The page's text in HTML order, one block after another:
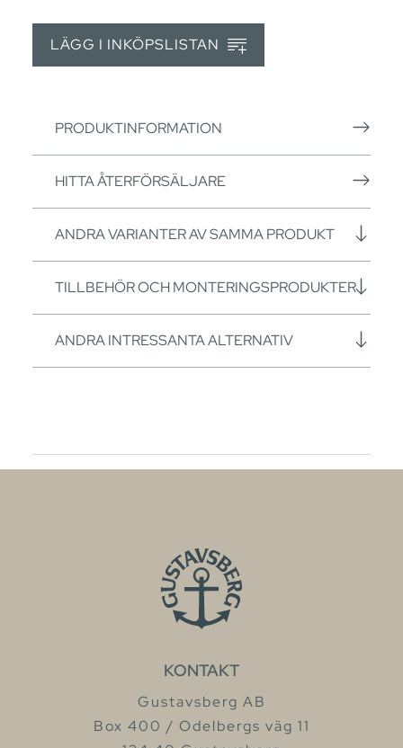
LÄGG I INKÖPSLISTAN
PRODUKTINFORMATION
HITTA ÅTERFÖRSÄLJARE
ANDRA VARIANTER AV SAMMA PRODUKT
TILLBEHÖR OCH MONTERINGSPRODUKTER
ANDRA INTRESSANTA ALTERNATIV
KONTAKT
Gustavsberg AB
Box 400 / Odelbergs väg 11